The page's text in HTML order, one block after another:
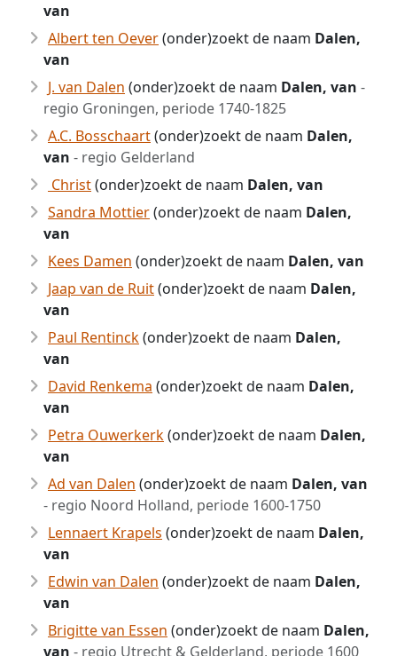
van
Albert ten Oever(onder)zoekt de naam Dalen,
van
J. van Dalen (onder)zoekt de naam Dalen, van -
regio Groningen, periode 1740-1825
A.C. Bosschaart(onder)zoekt de naam Dalen,
van - regio Gelderland
Christ(onder)zoekt de naam Dalen, van
Sandra Mottier(onder)zoekt de naam Dalen,
van
Kees Damen (onder)zoekt de naam Dalen, van
Jaap van de Ruit(onder)zoekt de naam Dalen,
van
Paul Rentinck(onder)zoekt de naam Dalen,
van
David Renkema (onder)zoekt de naam Dalen,
van
Petra Ouwerkerk(onder)zoekt de naam Dalen,
van
Ad van Dalen (onder)zoekt de naam Dalen, van
- regio Noord Holland, periode 1600-1750
Lennaert Krapels (onder)zoekt de naam Dalen,
van
Edwin van Dalen (onder)zoekt de naam Dalen,
van
Brigitte van Essen (onder)zoekt de naam Dalen,
van - regio Utrecht & Gelderland, periode 1600